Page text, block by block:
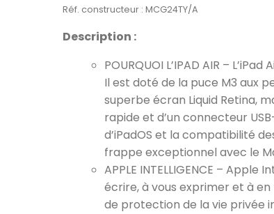
Réf. constructeur : MCG24TY/A
Description :
POURQUOI L’IPAD AIR –
Il est doté de la puce M3 aux
superbe écran Liquid Retina,
rapide et d’un connecteur
d’iPadOS et la compatibilité
frappe exceptionnel avec le
APPLE INTELLIGENCE –
écrire, à vous exprimer et à
de protection de la vie privée